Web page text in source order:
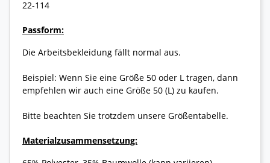
22-114
Passform:
Die Arbeitsbekleidung fällt normal aus.
Beispiel: Wenn Sie eine Größe 50 oder L tragen, dann
empfehlen wir auch eine Größe 50 (L) zu kaufen.
Bitte beachten Sie trotzdem unsere Größentabelle.
Materialzusammensetzung: